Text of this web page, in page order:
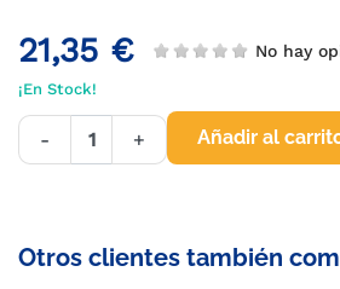
21,35 € No hay
¡En Stock!
- + Añadir al
Otros clientes también